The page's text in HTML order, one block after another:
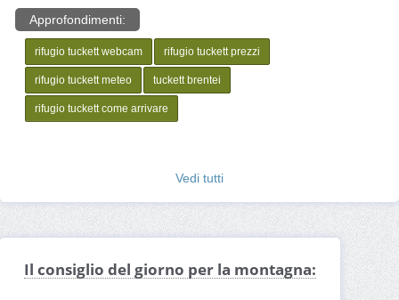
Approfondimenti:
rifugio tuckett webcam rifugio tuckett prezzi
rifugio tuckett meteo tuckett brentei
rifugio tuckett come arrivare
Vedi tutti
Il consiglio del giorno per la montagna: